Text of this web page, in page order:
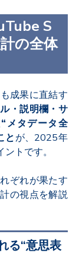
S
の全体
成果に直結す
・説明欄・サ
メタデータ全
とが、2025年
トです。
ぞれが果たす
の視点を解説
る“意思表